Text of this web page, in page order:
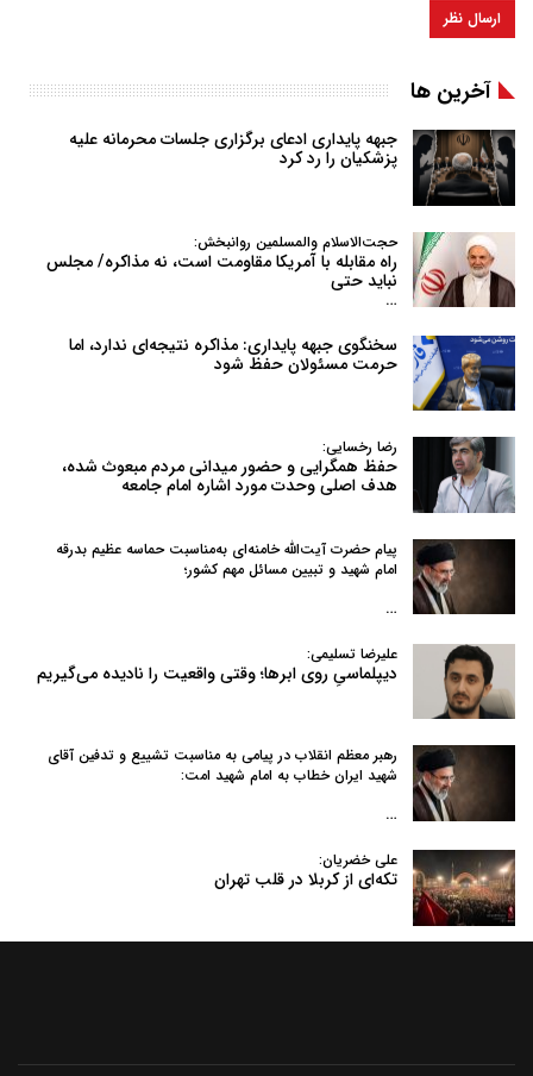
آخرین ها
جبهه پایداری ادعای برگزاری جلسات محرمانه علیه
پزشکیان را رد کرد
حجت‌الاسلام والمسلمین روانبخش:
راه مقابله با آمریکا مقاومت است، نه مذاکره/ مجلس
نباید حتی
…
سخنگوی جبهه پایداری: مذاکره نتیجه‌ای ندارد، اما
حرمت مسئولان حفظ شود
رضا رخسایی:
حفظ همگرایی و حضور میدانی مردم مبعوث شده،
هدف اصلی وحدت مورد اشاره امام جامعه
پیام حضرت آیت‌الله خامنه‌ای به‌مناسبت حماسه عظیم بدرقه
امام شهید و تبیین مسائل مهم کشور؛
…
علیرضا تسلیمی:
دیپلماسیِ روی ابرها؛ وقتی واقعیت را نادیده می‌گیریم
رهبر معظم انقلاب در پیامی به‌ مناسبت تشییع و تدفین آقای
شهید ایران خطاب به امام شهید امت:
…
علی خضریان:
تکه‌ای از کربلا در قلب تهران